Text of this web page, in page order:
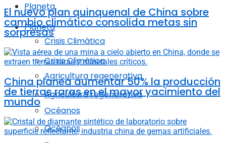
Planeta
Crisis Climática
Agricultura regenerativa
Océanos
Planeta
Crisis Climática
Agricultura regenerativa
Océanos
El nuevo plan quinquenal de China sobre
cambio climático consolida metas sin
sorpresas
China planea aumentar 50% la producción
de tierras raras en el mayor yacimiento del
mundo